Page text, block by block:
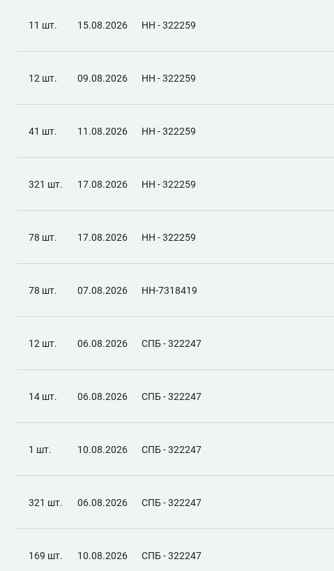
11 шт. 15.08.2026 НН - 322259
12 шт. 09.08.2026 НН - 322259
41 шт. 11.08.2026 НН - 322259
321 шт. 17.08.2026 НН - 322259
78 шт. 17.08.2026 НН - 322259
78 шт. 07.08.2026 НН-7318419
12 шт. 06.08.2026 СПБ - 322247
14 шт. 06.08.2026 СПБ - 322247
1 шт. 10.08.2026 СПБ - 322247
321 шт. 06.08.2026 СПБ - 322247
169 шт. 10.08.2026 СПБ - 322247